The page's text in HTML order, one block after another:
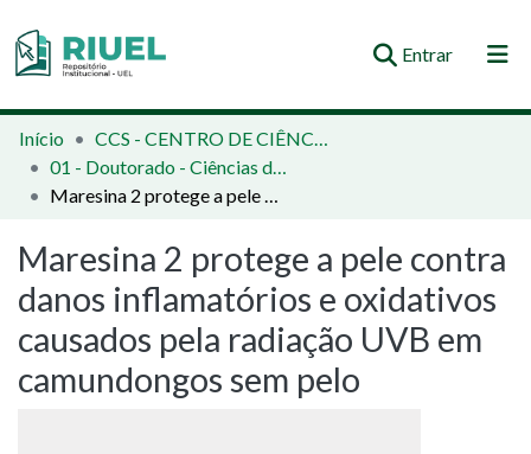
Entrar(current)
Orientações e Normas
Comunidades e Coleções
Estatísticas
Início
CCS - CENTRO DE CIÊNCIAS DA SAÚDE
01 - Doutorado - Ciências da Saúde
Maresina 2 protege a pele contra danos inflamatórios e oxidativos causados pela radiação UVB em camundongos sem pelo
Maresina 2 protege a pele contra
danos inflamatórios e oxidativos
causados pela radiação UVB em
camundongos sem pelo